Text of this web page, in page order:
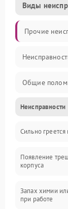
Виды
Прочие
Общие
Проблемы с
Неисправности
Сильно греется
Появление
корпуса
Запах химии
при работе